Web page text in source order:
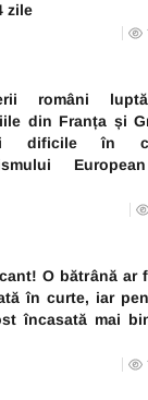
zile
români
din Franța și
dificile în
O bătrână ar
în curte, iar
încasată mai